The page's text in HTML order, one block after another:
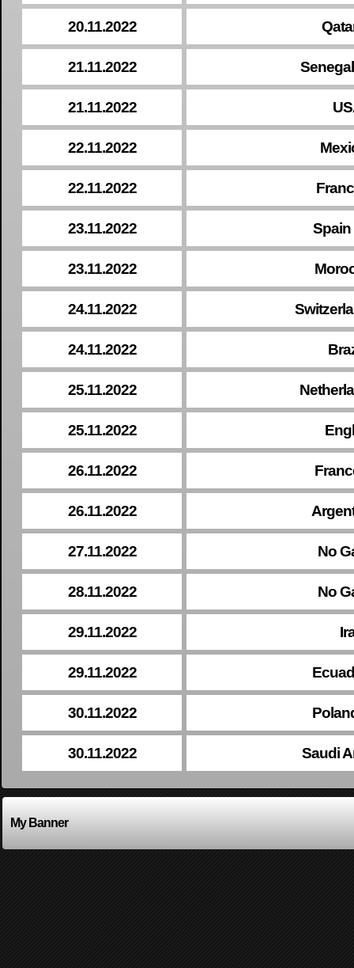
20.11.2022
21.11.2022
21.11.2022
22.11.2022
22.11.2022
23.11.2022 Spain
23.11.2022
24.11.2022
24.11.2022
25.11.2022
25.11.2022
26.11.2022
26.11.2022
27.11.2022 No
28.11.2022 No
29.11.2022
29.11.2022
30.11.2022
30.11.2022 Saudi
My Banner